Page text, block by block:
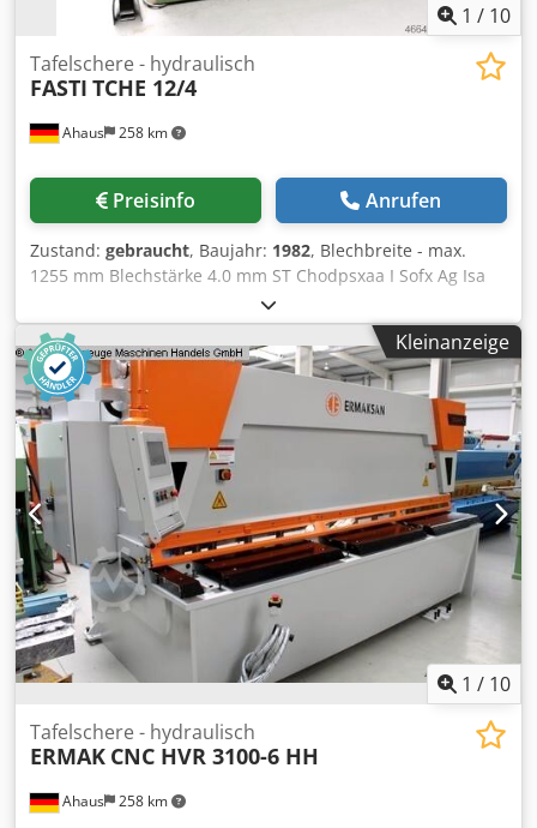
1 / 10
Ahaus 258 km
Tafelschere - hydraulisch
FASTI TCHE 12/4
Preisinfo Anrufen
Zustand: gebraucht, Baujahr: 1982, Blechbreite - max.
1255 mm Blechstärke 4.0 mm ST Chodpsxaa I Sofx Ag Isa
Blechstärke 2.0 mm VA Blechstärke 6.0 mm ALU Hubzahl -
belastet ~ 66 Hübe/min. Schnittwinkel 1.5 ° Hinteranschlag
- verstellbar max. ~ 1.000 mm Gesamtleistungsbedarf 5.5
kW Maschinengewicht ca. 2600 kg. Abmessung L-B-H 1750
x 1800 x 1800 mm Maschine aus einer Fachhochschule -
Prototypenbau sehr gepflegter Zustand (!!) Ausstattung: -
elektro - hydraulische Tafelschere - manueller
Hinteranschlag mit analoger Positionsanzeige (Skala+Lupe)
- elektrische Schnittlängenbegrenzung - manuelle
Schnittspaltverstellung - 1x extra langer Seitenanschlag -
2x extra lange Auflegearme - 1x freibeweglicher
Fußschalter - hintere Blechrutsche - Bedienungsanleitung
(PDF) * Maschinenlink : ?machineno=1008-9325278
Kleinanzeige
1 / 10
Ahaus 258 km
Tafelschere - hydraulisch
ERMAK CNC HVR 3100-6 HH